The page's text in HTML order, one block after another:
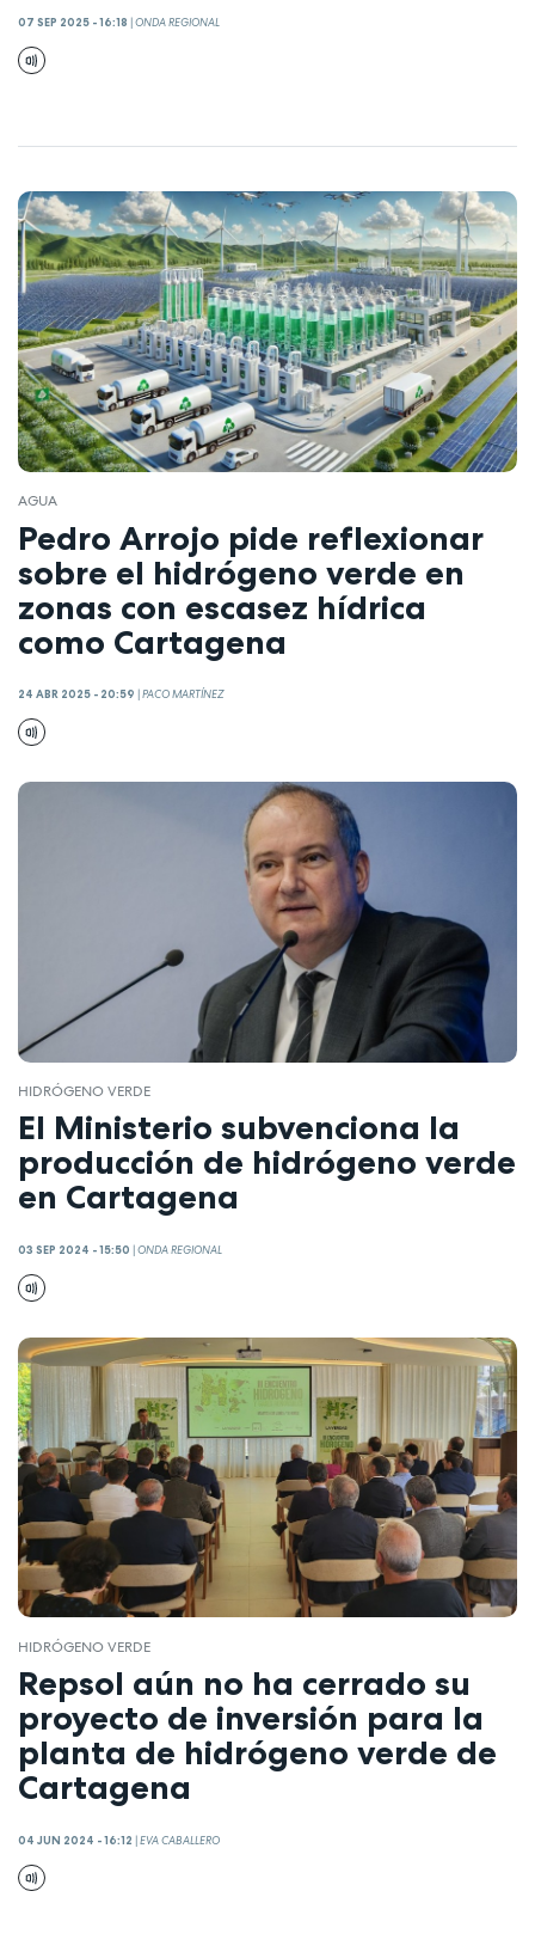
07 SEP 2025 - 16:18 |ONDA REGIONAL
AGUA
Pedro Arrojo pide reflexionar
sobre el hidrógeno verde en
zonas con escasez hídrica
como Cartagena
24 ABR 2025 - 20:59 |PACO MARTÍNEZ
HIDRÓGENO VERDE
El Ministerio subvenciona la
producción de hidrógeno verde
en Cartagena
03 SEP 2024 - 15:50 |ONDA REGIONAL
HIDRÓGENO VERDE
Repsol aún no ha cerrado su
proyecto de inversión para la
planta de hidrógeno verde de
Cartagena
04 JUN 2024 - 16:12 |EVA CABALLERO